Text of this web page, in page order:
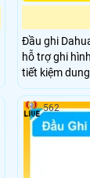
Đầu ghi
hỗ trợ ghi
tiết kiệm
kênh SMD
nhận diện
HDMI 4K
tối đa 16TB
562